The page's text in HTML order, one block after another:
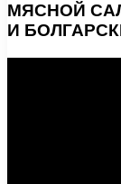
МЯСНОЙ
И